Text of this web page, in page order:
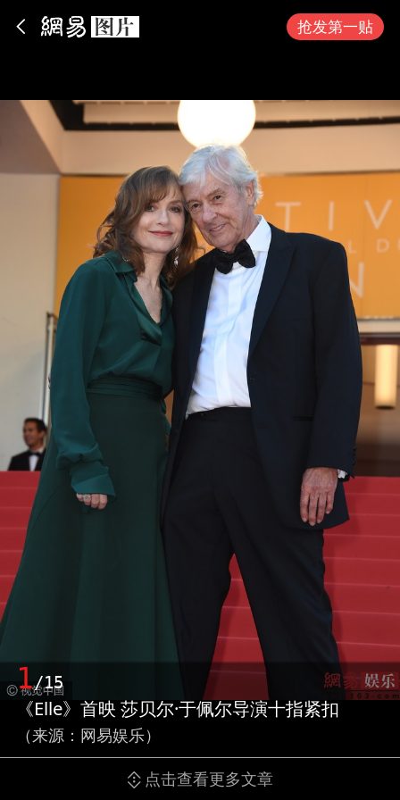
抢发第一贴
1/15
《Elle》首映 莎贝尔·于佩尔导演十指紧扣
（来源：网易娱乐）
点击查看更多文章